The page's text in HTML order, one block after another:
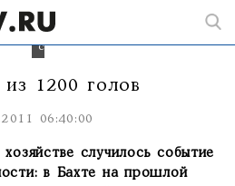
потерянного
скота.
из 1200 голов
06:40:00
случилось событие
в Бахте на прошлой